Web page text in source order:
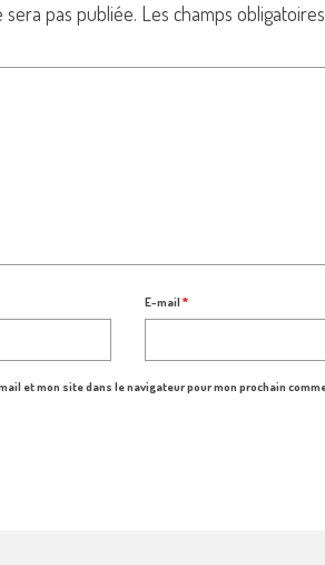
pas publiée. Les champs
E-mail*
et mon site dans le navigateur pour mon prochain